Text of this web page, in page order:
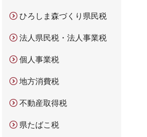
ひろしま森づくり県民税
法人県民税・法人事業税
個人事業税
地方消費税
不動産取得税
県たばこ税